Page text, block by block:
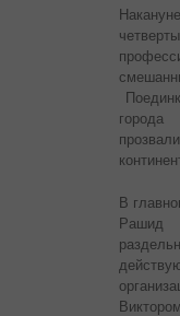
В
Рашид